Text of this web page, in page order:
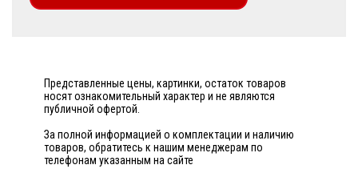
Представленные цены, картинки, остаток товаров
носят ознакомительный характер и не являются
публичной офертой.
За полной информацией о комплектации и наличию
товаров, обратитесь к нашим менеджерам по
телефонам указанным на сайте